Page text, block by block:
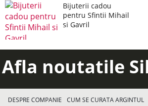
Bijuterii cadou
pentru Sfintii Mihail
si Gavril
Afla noutatile
DESPRE COMPANIE CUM SE CURATA ARGINTUL